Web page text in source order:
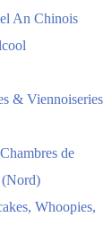
An Chinois
& Viennoiseries
de
(Nord)
Whoopies,